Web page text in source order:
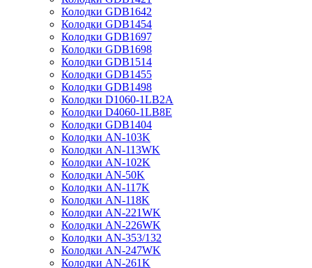
Колодки GDB1642
Колодки GDB1454
Колодки GDB1697
Колодки GDB1698
Колодки GDB1514
Колодки GDB1455
Колодки GDB1498
Колодки D1060-1LB2A
Колодки D4060-1LB8E
Колодки GDB1404
Колодки AN-103K
Колодки AN-113WK
Колодки AN-102K
Колодки AN-50K
Колодки AN-117K
Колодки AN-118K
Колодки AN-221WK
Колодки AN-226WK
Колодки AN-353/132
Колодки AN-247WK
Колодки AN-261K